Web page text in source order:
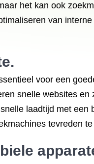
het kan ook
van
voor een
snelle websites
laadtijd met een
tevreden